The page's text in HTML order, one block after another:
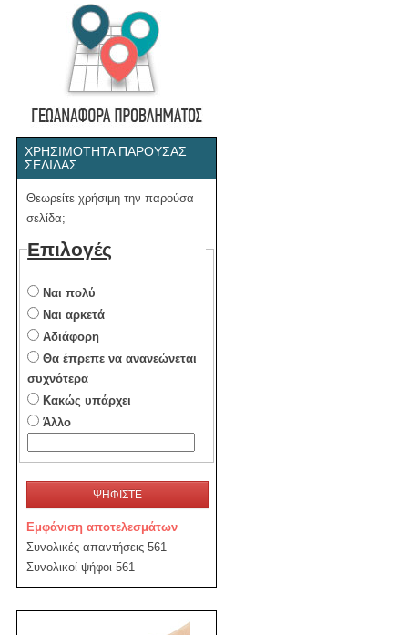
ΧΡΗΣΙΜΌΤΗΤΑ ΠΑΡΟΎΣΑΣ
ΣΕΛΊΔΑΣ.
Θεωρείτε χρήσιμη την παρούσα
σελίδα;
Επιλογές
Ναι πολύ
Ναι αρκετά
Αδιάφορη
Θα έπρεπε να ανανεώνεται
συχνότερα
Κακώς υπάρχει
Άλλο
ΨΗΦΙΣΤΕ
Εμφάνιση αποτελεσμάτων
Συνολικές απαντήσεις 561
Συνολικοί ψήφοι 561